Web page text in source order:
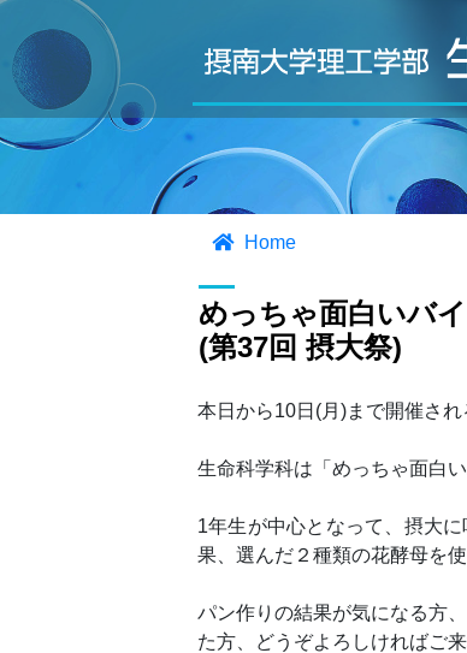
Home
めっちゃ面白いバ
(第37回 摂大祭)
本日から10日(月)まで開催され
生命科学科は「めっちゃ面白
1年生が中心となって、摂大
果、選んだ２種類の花酵母を
パン作りの結果が気になる方
た方、どうぞよろしければご来